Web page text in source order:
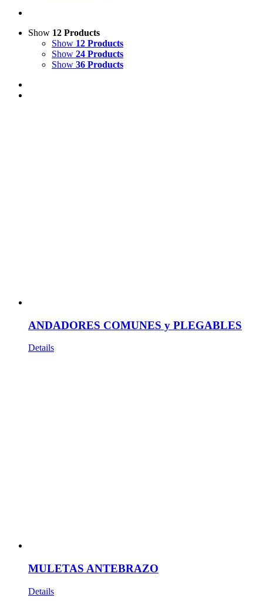
Show 12 Products
Show 12 Products
Show 24 Products
Show 36 Products
ANDADORES COMUNES y PLEGABLES
Details
MULETAS ANTEBRAZO
Details